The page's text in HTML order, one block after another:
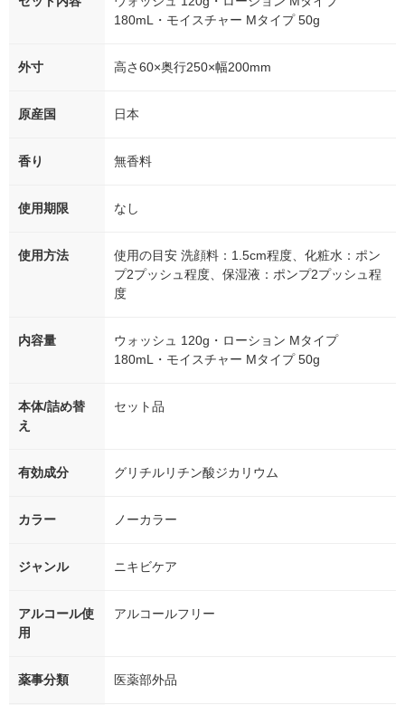
180mL・モイスチャー Mタイプ 50g
外寸 高さ60×奥行250×幅200mm
原産国 日本
香り 無香料
使用期限 なし
使用方法
使用の目安 洗顔料：1.5cm程度、化粧水：ポン
プ2プッシュ程度、保湿液：ポンプ2プッシュ程
度
内容量
ウォッシュ 120g・ローション Mタイプ
180mL・モイスチャー Mタイプ 50g
本体/詰め替
え
セット品
有効成分 グリチルリチン酸ジカリウム
カラー ノーカラー
ジャンル ニキビケア
アルコール使
用
アルコールフリー
薬事分類 医薬部外品